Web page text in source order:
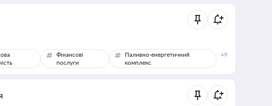
Фінансові
послуги
Паливно-енергетичний
комплекс
+9